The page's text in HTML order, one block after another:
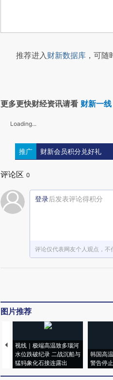
推荐进入财新数据库 ，可
更多更快财经资讯请看 财新一线
Loading...
推广 财新会员积分兑好礼
评论区 0
登录后发表评论得积分
评论仅代表网友个人观点，不
图片推荐
视线｜极端高温致多瑙河
水位跌破纪录 二战沉船与
猛犸象化石接连露出
韩国高
警告停